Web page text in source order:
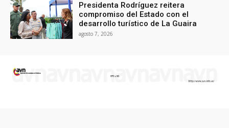
Presidenta Rodríguez reitera
compromiso del Estado con el
desarrollo turístico de La Guaira
agosto 7, 2026